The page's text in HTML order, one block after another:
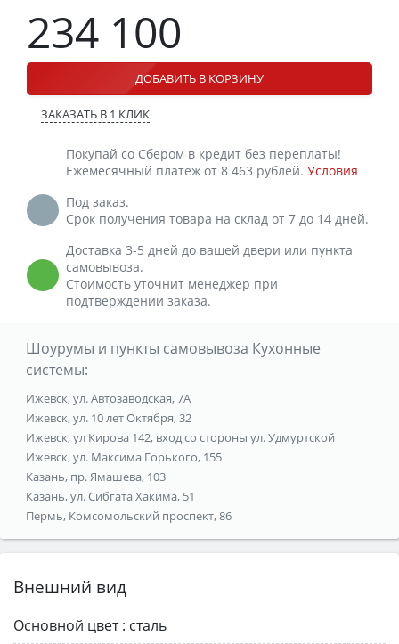
234 100
ДОБАВИТЬ В КОРЗИНУ
ЗАКАЗАТЬ В 1 КЛИК
Покупай со Сбером в кредит без переплаты!
Ежемесячный платеж от 8 463 рублей. Условия
Под заказ.
Срок получения товара на склад от 7 до 14 дней.
Доставка 3-5 дней до вашей двери или пункта
самовывоза.
Стоимость уточнит менеджер при
подтверждении заказа.
Шоурумы и пункты самовывоза Кухонные
системы:
Ижевск, ул. Автозаводская, 7А
Ижевск, ул. 10 лет Октября, 32
Ижевск, ул Кирова 142, вход со стороны ул. Удмуртской
Ижевск, ул. Максима Горького, 155
Казань, пр. Ямашева, 103
Казань, ул. Сибгата Хакима, 51
Пермь, Комсомольский проспект, 86
Внешний вид
Основной цвет : сталь